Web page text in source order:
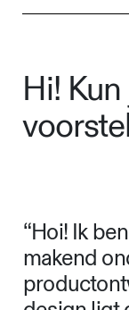
Hi!
“Hoi! Ik
makend